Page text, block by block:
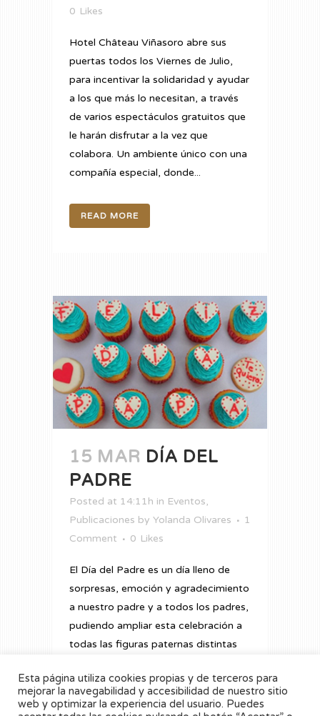
0 Likes
Hotel Château Viñasoro abre sus
puertas todos los Viernes de Julio,
para incentivar la solidaridad y ayudar
a los que más lo necesitan, a través
de varios espectáculos gratuitos que
le harán disfrutar a la vez que
colabora. Un ambiente único con una
compañía especial, donde...
READ MORE
15 MAR DÍA DEL
PADRE
Posted at 14:11h in Eventos,
Publicaciones by Yolanda Olivares
1
Comment
0 Likes
El Día del Padre es un día lleno de
sorpresas, emoción y agradecimiento
a nuestro padre y a todos los padres,
pudiendo ampliar esta celebración a
todas las figuras paternas distintas
padrastros, tíos, padrino, hermanos o
cualquier otra persona que...
Esta página utiliza cookies propias y de terceros para
mejorar la navegabilidad y accesibilidad de nuestro sitio
web y optimizar la experiencia del usuario. Puedes